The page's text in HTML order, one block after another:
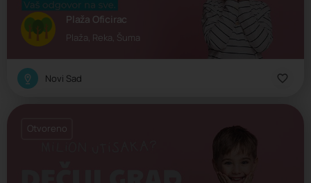
Plaža Oficirac
Plaža, Reka, Šuma
Novi Sad
Otvoreno